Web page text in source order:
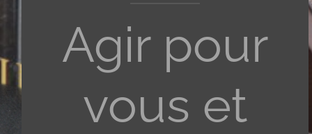
Agir pour
vous et